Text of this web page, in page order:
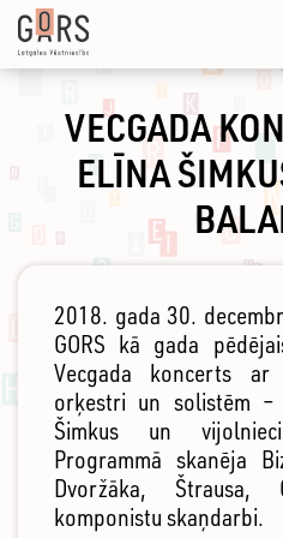
Skip
main
content
VECGADA
ELĪNA
2018. gada 30.
GORS kā gada
Vecgada koncerts ar
orķestri un solistēm –
Šimkus un
Programmā skanēja
Dvoržāka,
komponistu skaņdarbi.